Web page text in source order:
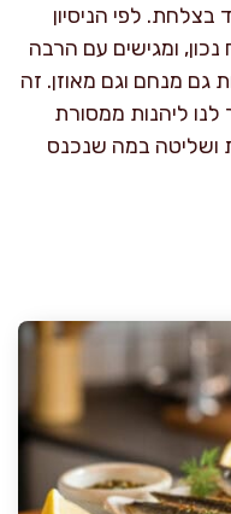
לפי הניסיון
ומגישים עם הרבה
גם מנחם וגם מאוזן. זה
לנו ליהנות ממסורת
ושליטה במה שנכנס